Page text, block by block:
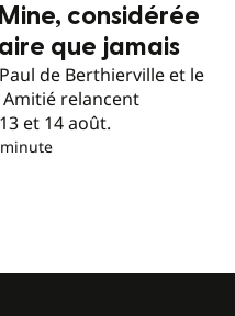
considérée
que jamais
de Berthierville et le
Amitié relancent
et 14 août.